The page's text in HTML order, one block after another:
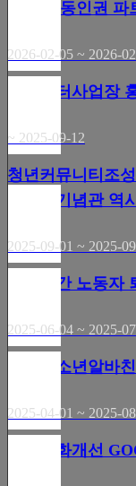
청년 노동인권
2026-02-05 ~ 2026-
바른일터사업장
~ 2025-09-12
청년커뮤니티조
전태일기념관 역
2025-09-01 ~ 2025-
초단시간 노동자
2025-06-04 ~ 2025-
광주청소년알바
2025-04-01 ~ 2025-
일터문화개선